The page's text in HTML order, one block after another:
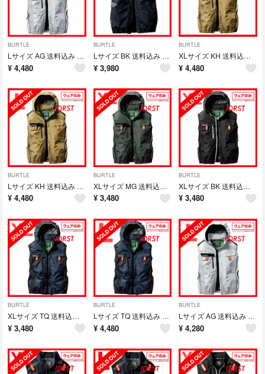
BURTLE
Lサイズ AG 送料込み BURTLE AIR CRAFT フーディベスト
¥ 4,480
BURTLE
Lサイズ BK 送料込み BURTLE AIR CRAFT ベスト 単体
¥ 3,980
BURTLE
XLサイズ KH 送料込み BURTLE AIR CRAFT フーディベスト
¥ 4,480
BURTLE
Lサイズ KH 送料込み BURTLE AIR CRAFT フーディベスト
¥ 4,480
BURTLE
XLサイズ MG 送料込み BURTLE AIR CRAFT フーディベスト
¥ 3,480
BURTLE
XLサイズ BK 送料込み BURTLE AIR CRAFT フーディベスト
¥ 3,480
BURTLE
XLサイズ TQ 送料込み BURTLE AIR CRAFT フーディベスト
¥ 3,480
BURTLE
Lサイズ TQ 送料込み BURTLE AIR CRAFT フーディベスト
¥ 4,480
BURTLE
Lサイズ AG 送料込み BURTLE AIR CRAFT フーディベスト
¥ 4,280